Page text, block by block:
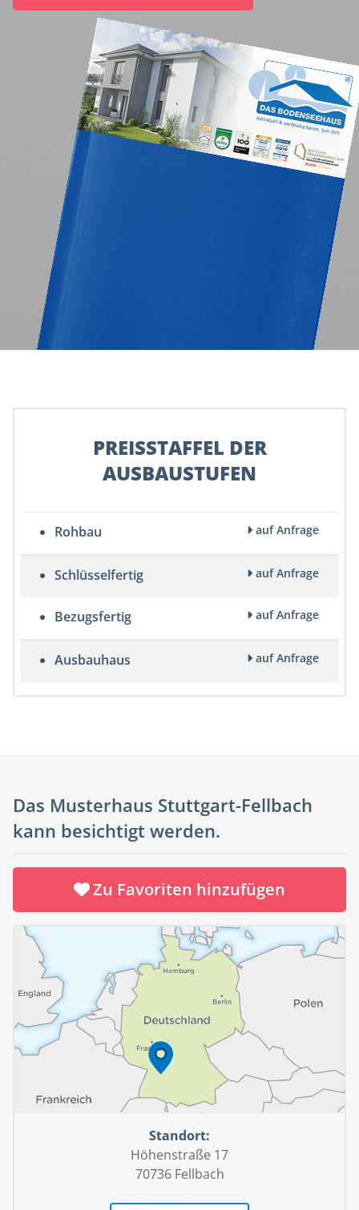
PREISSTAFFEL DER
AUSBAUSTUFEN
Rohbau auf Anfrage
Schlüsselfertig auf Anfrage
Bezugsfertig auf Anfrage
Ausbauhaus auf Anfrage
Das Musterhaus Stuttgart-Fellbach
kann besichtigt werden.
Zu Favoriten hinzufügen
Standort:
Höhenstraße 17
70736 Fellbach